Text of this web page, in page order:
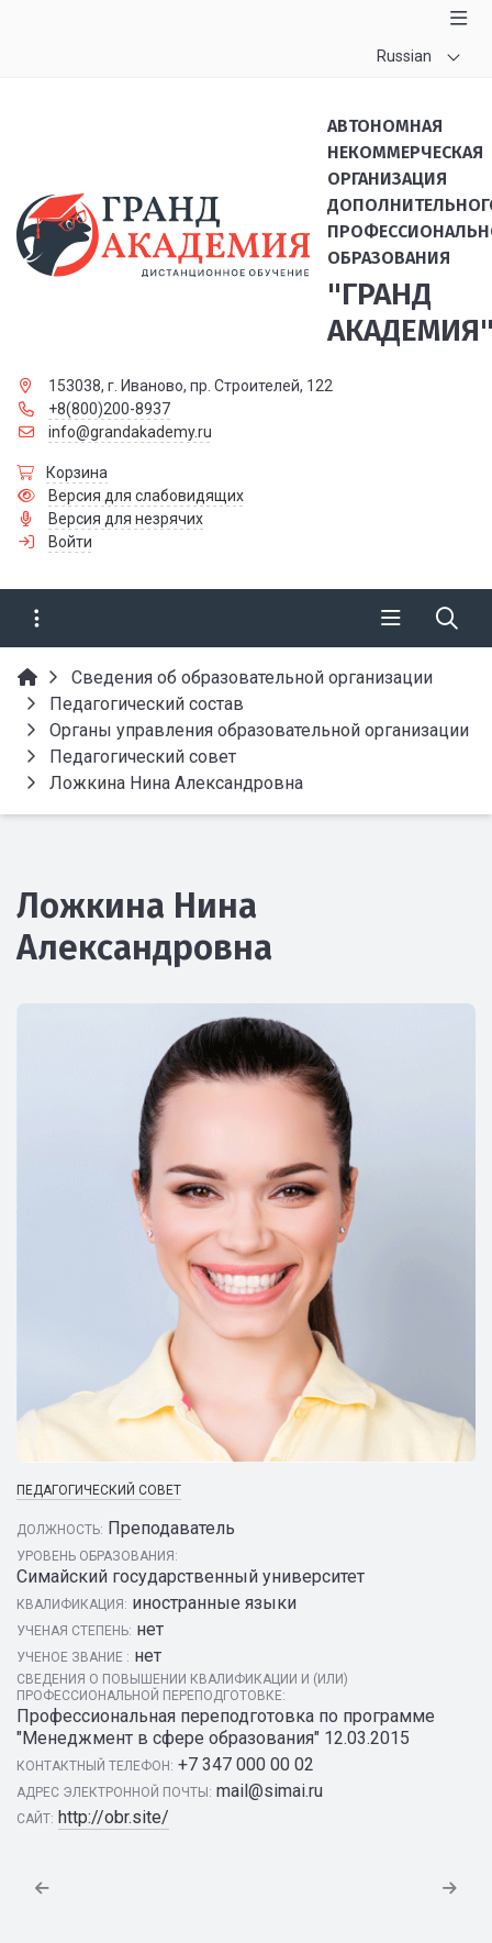
Russian
АВТОНОМНАЯ
НЕКОММЕРЧЕСКАЯ
ОРГАНИЗАЦИЯ
ОБРАЗОВАНИЯ
"ГРАНД
153038, г. Иваново, пр. Строителей, 122
+8(800)200-8937
info@grandakademy.ru
Корзина
Версия для слабовидящих
Версия для незрячих
Войти
Сведения об образовательной организации
Педагогический состав
Органы управления образовательной организации
Педагогический совет
Ложкина Нина Александровна
Ложкина Нина
Александровна
ПЕДАГОГИЧЕСКИЙ СОВЕТ
ДОЛЖНОСТЬ: Преподаватель
УРОВЕНЬ ОБРАЗОВАНИЯ:
Симайский государственный университет
КВАЛИФИКАЦИЯ: иностранные языки
УЧЕНАЯ СТЕПЕНЬ: нет
УЧЕНОЕ ЗВАНИЕ : нет
СВЕДЕНИЯ О ПОВЫШЕНИИ КВАЛИФИКАЦИИ И (ИЛИ)
ПРОФЕССИОНАЛЬНОЙ ПЕРЕПОДГОТОВКЕ:
Профессиональная переподготовка по программе
"Менеджмент в сфере образования" 12.03.2015
КОНТАКТНЫЙ ТЕЛЕФОН: +7 347 000 00 02
АДРЕС ЭЛЕКТРОННОЙ ПОЧТЫ: mail@simai.ru
САЙТ: http://obr.site/